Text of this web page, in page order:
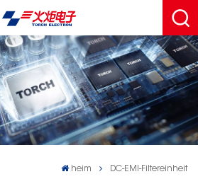
heim DC-EMI-Filtereinheit